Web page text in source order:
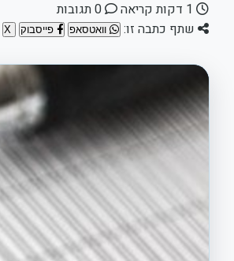
שתף כתבה זו:
וואטסאפ פייסבוק